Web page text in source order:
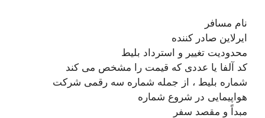
نام مسافر
ایرلاین صادر کننده
محدودیت تغییر و استرداد بلیط
کد آلفا یا عددی که قیمت را مشخص می کند
شماره بلیط ، از جمله شماره سه رقمی شرکت
هواپیمایی در شروع شماره
مبداً و مقصد سفر